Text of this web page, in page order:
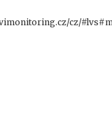
cz/